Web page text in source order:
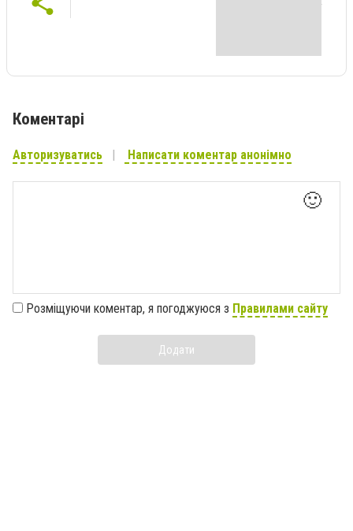
Коментарі
Авторизуватись Написати коментар анонімно
🙂
Розміщуючи коментар, я погоджуюся з Правилами сайту
Додати